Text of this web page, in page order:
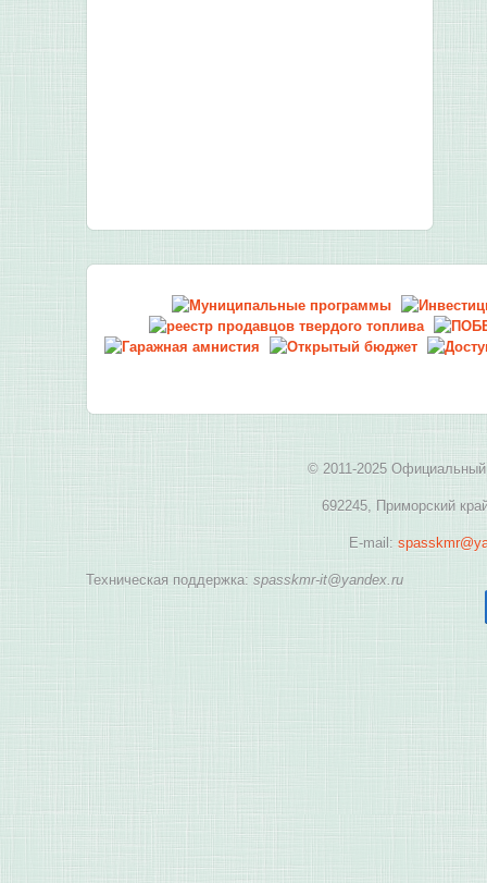
© 2011-2025 Официальный
692245, Приморский
E-mail:
Техническая поддержка: spasskmr-it@yandex.ru